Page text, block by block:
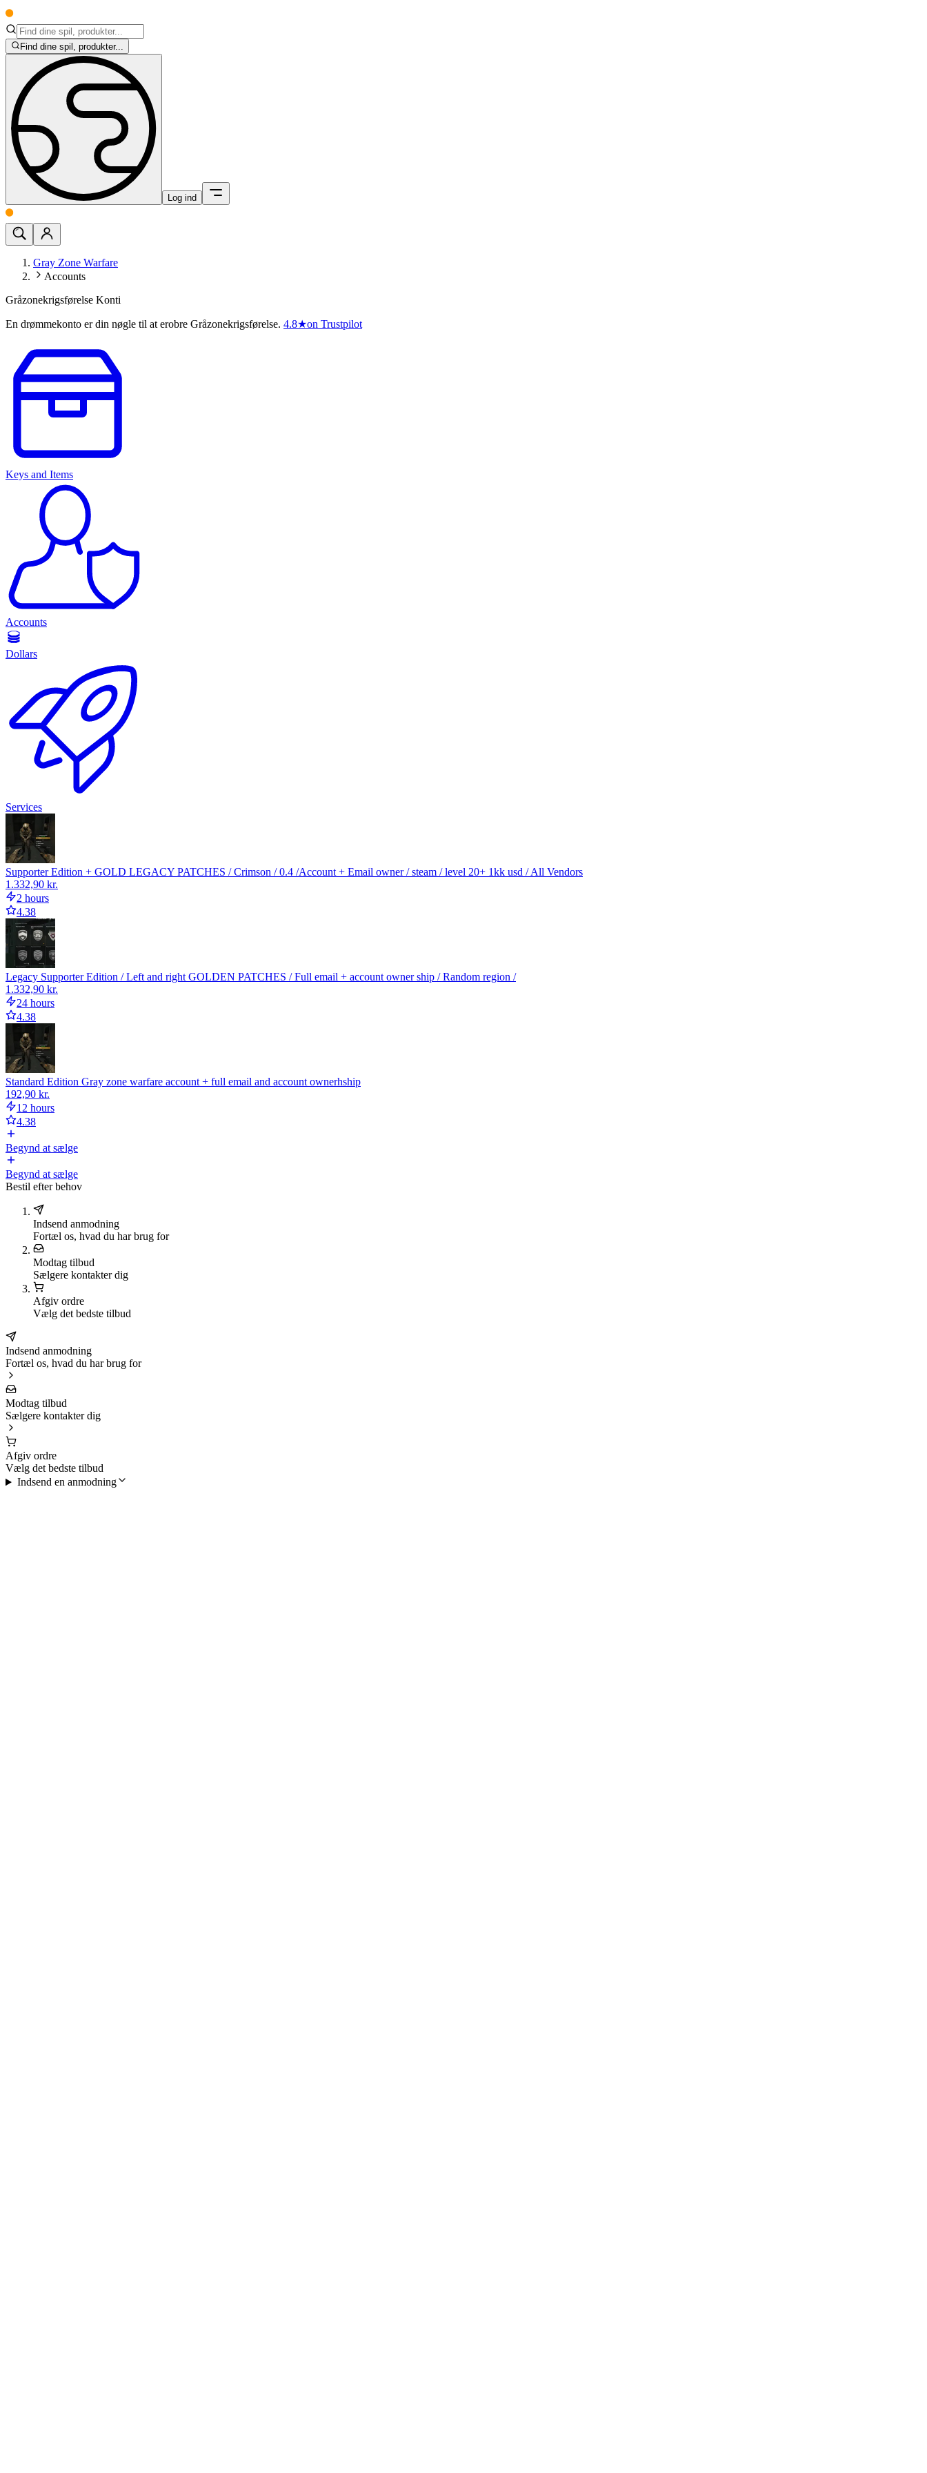
Find dine spil, produkter...
Log ind
Gray Zone Warfare
Accounts
Gråzonekrigsførelse Konti
En drømmekonto er din nøgle til at erobre Gråzonekrigsførelse. 4.8★on Trustpilot
Keys and Items
Accounts
Dollars
Services
Supporter Edition + GOLD LEGACY PATCHES / Crimson / 0.4 /Account + Email owner / steam / level 20+ 1kk usd / All Vendors
1.332,90 kr.
2 hours
4.38
Legacy Supporter Edition / Left and right GOLDEN PATCHES / Full email + account owner ship / Random region /
1.332,90 kr.
24 hours
4.38
Standard Edition Gray zone warfare account + full email and account ownerhship
192,90 kr.
12 hours
4.38
Begynd at sælge
Begynd at sælge
Bestil efter behov
Indsend anmodning
Fortæl os, hvad du har brug for
Modtag tilbud
Sælgere kontakter dig
Afgiv ordre
Vælg det bedste tilbud
Indsend anmodning
Fortæl os, hvad du har brug for
Modtag tilbud
Sælgere kontakter dig
Afgiv ordre
Vælg det bedste tilbud
Indsend en anmodning